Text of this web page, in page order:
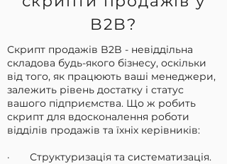
B2B?
Скрипт продажів B2B - невіддільна
складова будь-якого бізнесу, оскільки
від того, як працюють ваші менеджери,
залежить рівень достатку і статус
вашого підприємства. Що ж робить
скрипт для вдосконалення роботи
відділів продажів та їхніх керівників:
· Структуризація та систематизація.